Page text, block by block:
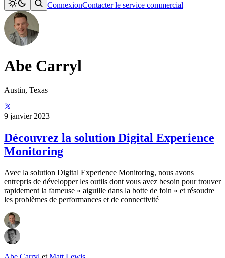
ConnexionContacter le service commercial
Abe Carryl
Austin, Texas
9 janvier 2023
Découvrez la solution Digital Experience
Monitoring
Avec la solution Digital Experience Monitoring, nous avons
entrepris de développer les outils dont vous avez besoin pour trouver
rapidement la fameuse « aiguille dans la botte de foin » et résoudre
les problèmes de performances et de connectivité